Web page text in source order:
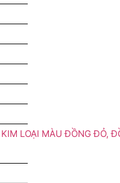
LOẠI MÀU ĐỒNG ĐỎ,